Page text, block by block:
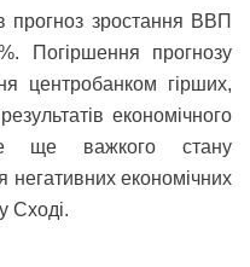
прогноз зростання ВВП
Погіршення прогнозу
центробанком гірших,
економічного
ще важкого стану
негативних економічних
Сході.